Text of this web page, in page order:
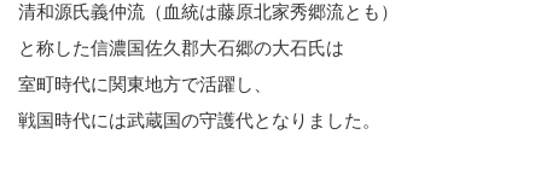
清和源氏義仲流（血統は藤原北家秀郷流とも）
と称した信濃国佐久郡大石郷の大石氏は
室町時代に関東地方で活躍し、
戦国時代には武蔵国の守護代となりました。